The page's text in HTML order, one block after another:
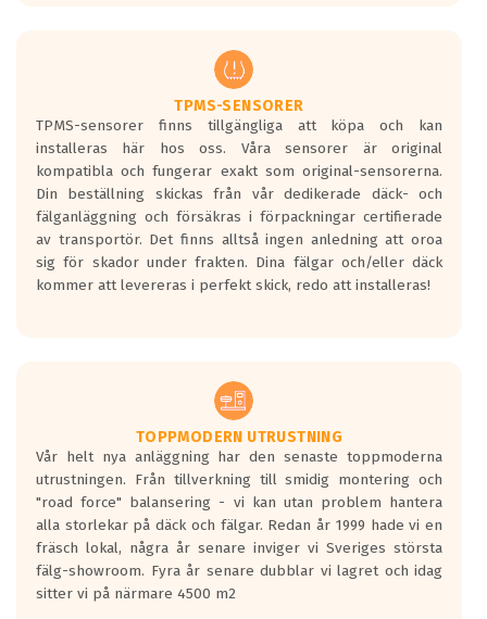
regelverket som introduceras år 2016.
Ett däck med två svarta vågor är redan
godkända för år 2016 nya regelverk.
Ett däck med en svart våg kommer vara
minst tre decibel tystare än det
regelverk som börjar gälla 2016.
TPMS-SENSORER
TPMS-sensorer finns tillgängliga att köpa och kan
installeras här hos oss. Våra sensorer är original
kompatibla och fungerar exakt som original-sensorerna.
Din beställning skickas från vår dedikerade däck- och
fälganläggning och försäkras i förpackningar certifierade
av transportör. Det finns alltså ingen anledning att oroa
sig för skador under frakten. Dina fälgar och/eller däck
kommer att levereras i perfekt skick, redo att installeras!
TOPPMODERN UTRUSTNING
Vår helt nya anläggning har den senaste toppmoderna
utrustningen. Från tillverkning till smidig montering och
"road force" balansering - vi kan utan problem hantera
alla storlekar på däck och fälgar. Redan år 1999 hade vi en
fräsch lokal, några år senare inviger vi Sveriges största
fälg-showroom. Fyra år senare dubblar vi lagret och idag
sitter vi på närmare 4500 m2